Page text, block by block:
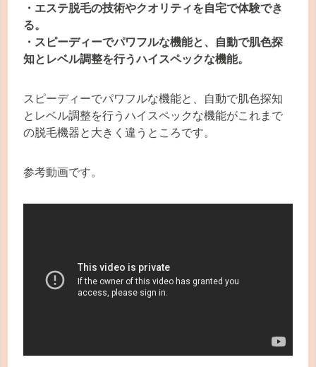
・エステ脱毛の技術やクオリティを自宅で体験でき
る。
・スピーディーでパワフルな機能と、自動で肌色探
知とレベル調整を行うハイスペックな機能。
スピーディーでパワフルな機能と、自動で肌色探知
とレベル調整を行うハイスペックな機能がこれまで
の脱毛機器と大きく違うところです。
参考動画です。